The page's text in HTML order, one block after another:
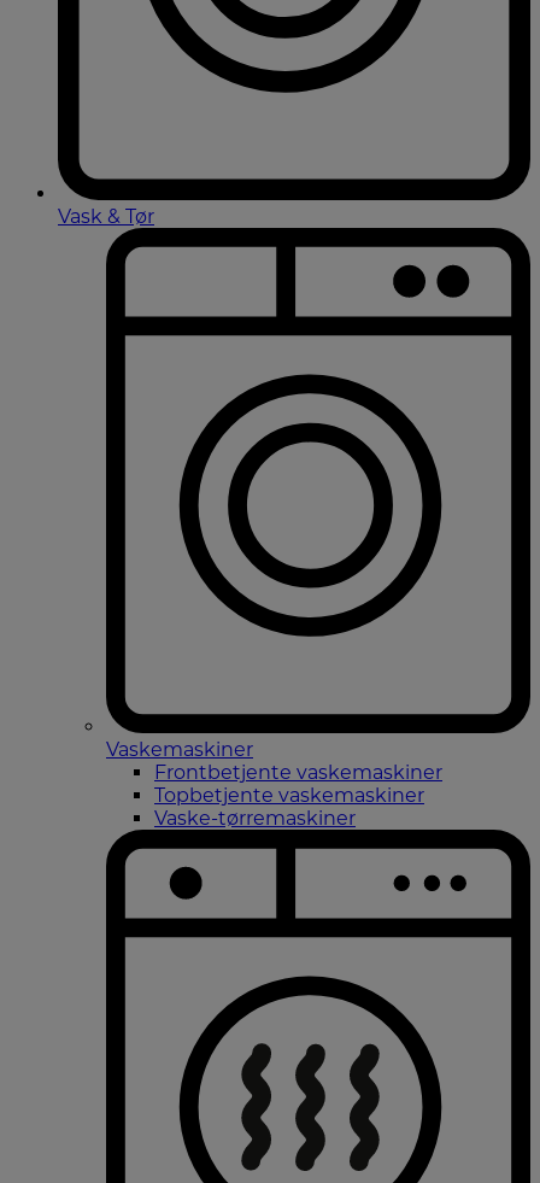
Vask & Tør
Vaskemaskiner
Frontbetjente vaskemaskiner
Topbetjente vaskemaskiner
Vaske-tørremaskiner